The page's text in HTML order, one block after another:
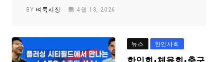
BY 벼룩시장 4월 13, 2026
뉴스 한인사회